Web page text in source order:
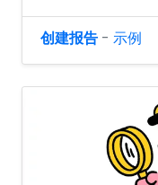
创建报告 - 示例